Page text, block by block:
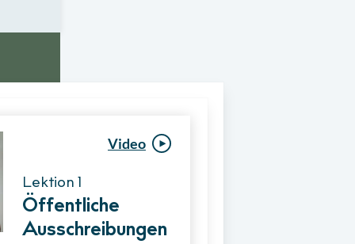
Video
Lektion 1
Öffentliche
AusschreibungenVergabeverfahre